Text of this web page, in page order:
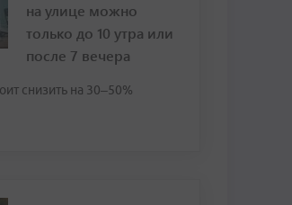
на улице можно
только до 10 утра или
после 7 вечера
снизить на 30–50%